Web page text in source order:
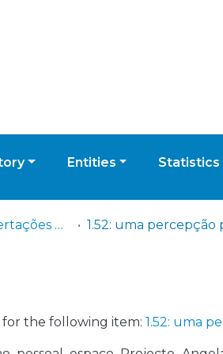
Entities Statistics
IADE-U – Dissertações de Mestrado
the following item: 1.52: uma